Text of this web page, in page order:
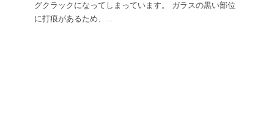
グクラックになってしまっています。 ガラスの黒い部位
に打痕があるため、 ...